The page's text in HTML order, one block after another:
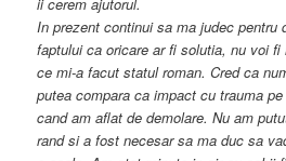
ii cerem ajutorul.
In prezent continui sa ma judec pentru
faptului ca oricare ar fi solutia, nu voi
ce mi-a facut statul roman. Cred ca
putea compara ca impact cu trauma
cand am aflat de demolare. Nu am
rand si a fost necesar sa ma duc sa